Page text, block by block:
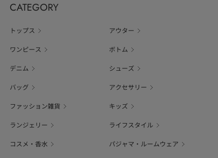
CATEGORY
トップス アウター
ワンピース ボトム
デニム シューズ
バッグ アクセサリー
ファッション雑貨 キッズ
ランジェリー ライフスタイル
コスメ・香水 パジャマ・ルームウェア